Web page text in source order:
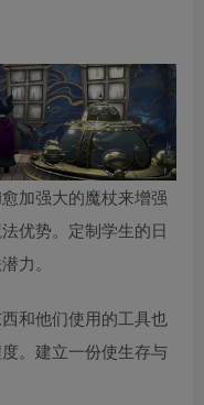
加强大的魔杖来增强
优势。定制学生的日
力。
和他们使用的工具也
。建立一份使生存与